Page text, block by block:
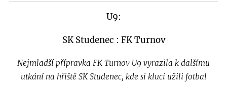
U9:
SK Studenec : FK Turnov
Nejmladší přípravka FK Turnov U9 vyrazila k dalšímu
utkání na hřiště SK Studenec, kde si kluci užili fotbal